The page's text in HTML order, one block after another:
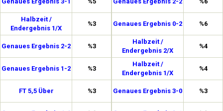
Halbzeit /
Endergebnis 1/X
%3
Genaues Ergebnis 2-2 %3
Genaues Ergebnis 1-2 %3
FT 5,5 Über %3
Genaues Ergebnis 0-2 %6
Halbzeit /
Endergebnis 2/X
%4
Halbzeit /
Endergebnis 1/X
%4
Genaues Ergebnis 3-0 %3